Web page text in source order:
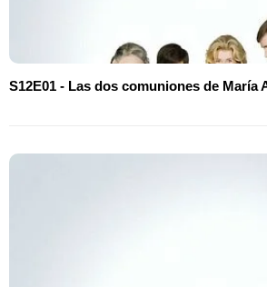
S12E01 - Las dos comuniones de María